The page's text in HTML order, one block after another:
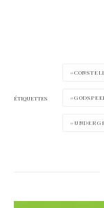
ÉTIQUETTES